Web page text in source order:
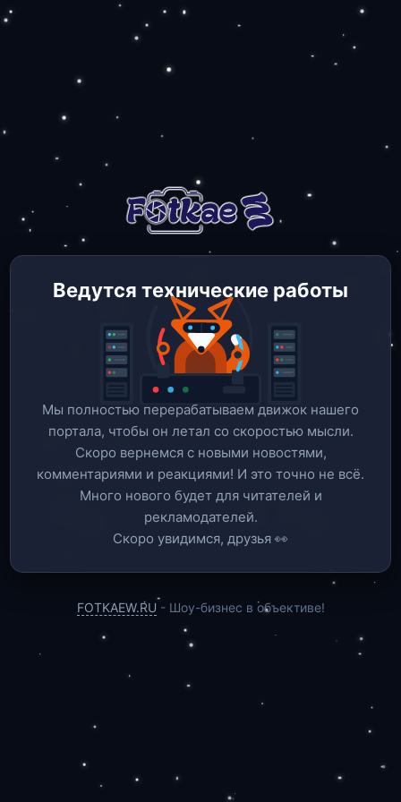
Ведутся технические работы
Мы полностью перерабатываем движок нашего
портала, чтобы он летал со скоростью мысли.
Скоро вернемся c новыми новостями,
комментариями и реакциями! И это точно не всё.
Много нового будет для читателей и
рекламодателей.
Скоро увидимся, друзья 👀
FOTKAEW.RU - Шоу-бизнес в объективе!